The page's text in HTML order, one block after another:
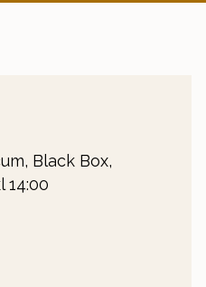
Black Box,
14:00